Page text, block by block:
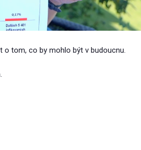
o tom, co by mohlo být v budoucnu.